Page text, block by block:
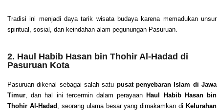
Tradisi ini menjadi daya tarik wisata budaya karena memadukan unsur
spiritual, sosial, dan keindahan alam pegunungan Pasuruan.
2. Haul Habib Hasan bin Thohir Al-Hadad di
Pasuruan Kota
Pasuruan dikenal sebagai salah satu pusat penyebaran Islam di Jawa
Timur , dan hal ini tercermin dalam perayaanHaul Habib Hasan bin
Thohir Al-Hadad , seorang ulama besar yang dimakamkan di Kelurahan